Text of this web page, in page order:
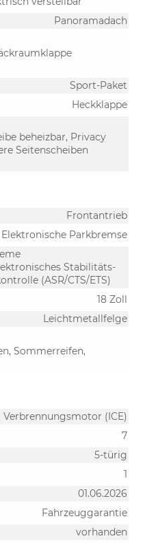
Panoramadach
Sport-Paket
Heckklappe
beheizbar, Privacy
Seitenscheiben
Frontantrieb
Elektronische Parkbremse
Stabilitäts-
(ASR/CTS/ETS)
18 Zoll
Leichtmetallfelge
Sommerreifen,
Verbrennungsmotor (ICE)
7
5-türig
1
01.06.2026
Fahrzeuggarantie
vorhanden